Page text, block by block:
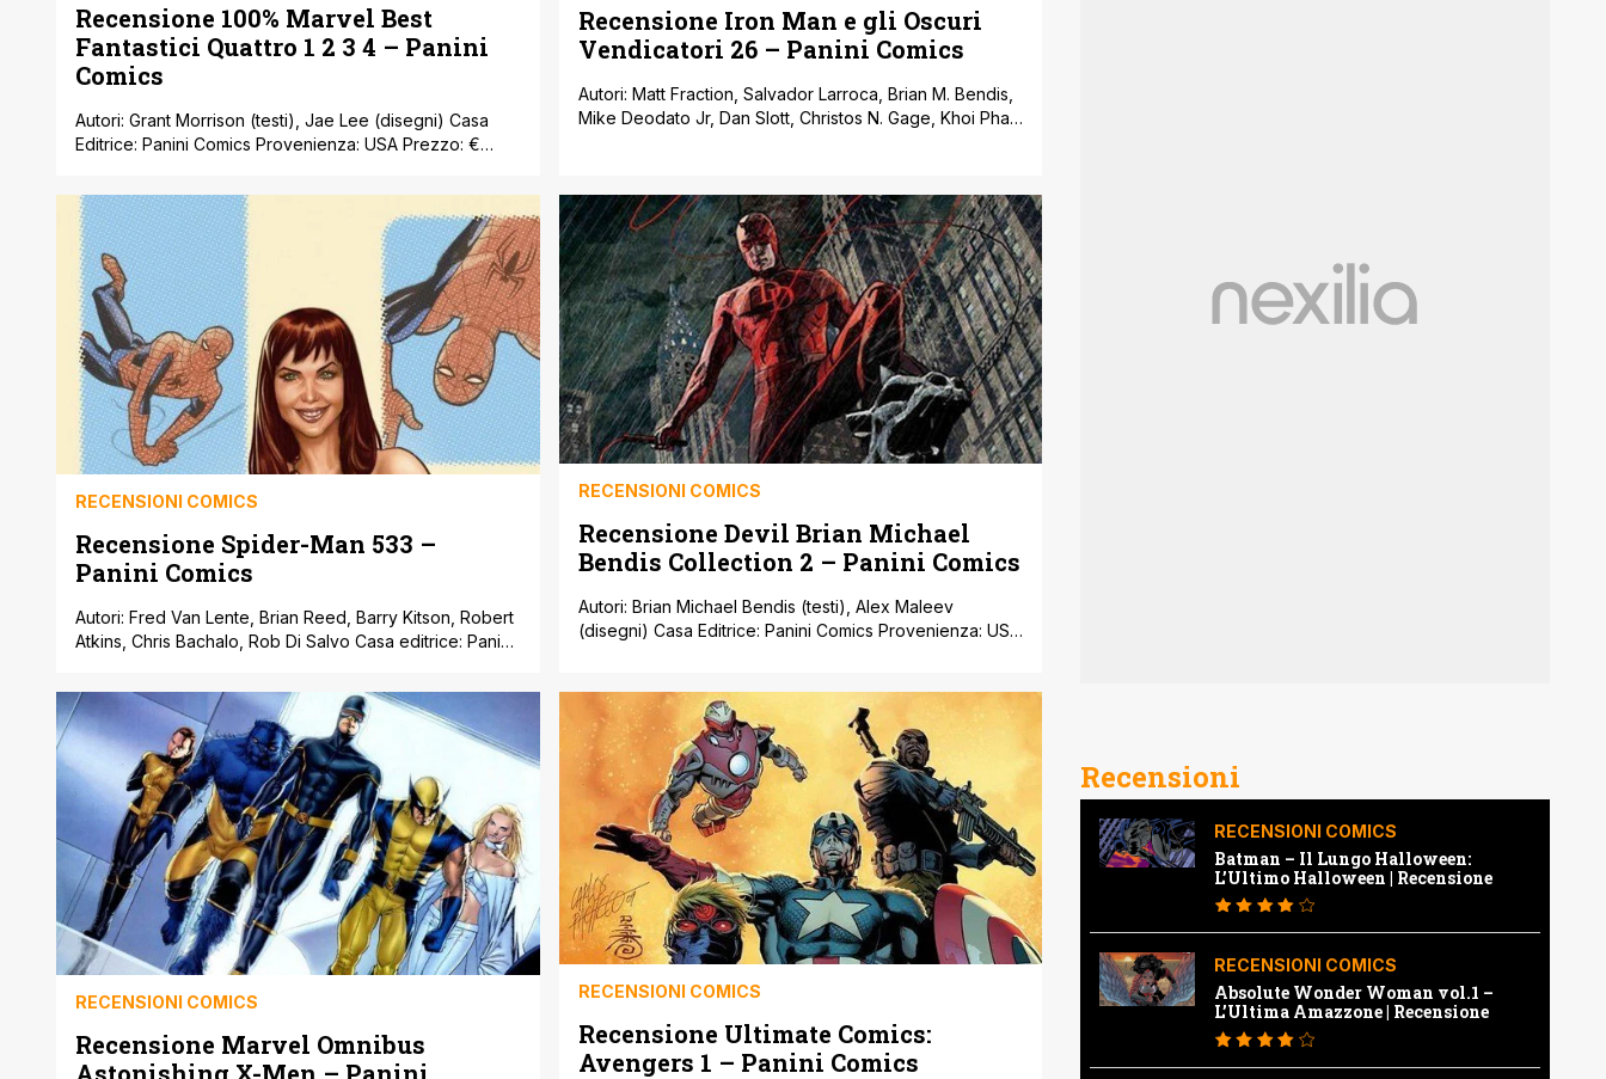
Recensione 100% Marvel Best
Fantastici Quattro 1 2 3 4 – Panini
Comics
Autori: Grant Morrison (testi), Jae Lee (disegni) Casa
Editrice: Panini Comics Provenienza: USA Prezzo: €
Marvel, decise di far lavorare Grant Morrison su alcuni
fumetti della Casa delle Idee, l’intero comicdom
anglosassone fu scosso da un brivido e lettori, critici e
professionisti del settore si chiesero: cosa combinerà
[']
Recensione Iron Man e gli Oscuri
Vendicatori 26 – Panini Comics
Autori: Matt Fraction, Salvador Larroca, Brian M. Bendis,
Mike Deodato Jr, Dan Slott, Christos N. Gage, Khoi Pham
S.H.I.E.L.D., poi diventato H.A.M.M.E.R., il supereroe in
armatura è diventato L’uomo più [']
RECENSIONI COMICS
Recensione Spider-Man 533 –
Panini Comics
Autori: Fred Van Lente, Brian Reed, Barry Kitson, Robert
Atkins, Chris Bachalo, Rob Di Salvo Casa editrice: Panini
degli obiettivi del nuovo corso di storie di Spider-Man (
il cosiddetto Brand New Day ) era quello di introdurre
nuovi personaggi, sia nemici che comprimari,
nell’universo ragnesco, così [']
RECENSIONI COMICS
Recensione Devil Brian Michael
Bendis Collection 2 – Panini Comics
Autori: Brian Michael Bendis (testi), Alex Maleev
(disegni) Casa Editrice: Panini Comics Provenienza: USA
abituato ai putiferi. E sono anche abituato
all’atteggiamento dei fans di Brian Michael Bendis, lo
sceneggiatore di punta della Marvel degli ultimi anni:
integralisti come e più [']
RECENSIONI COMICS
Recensione Marvel Omnibus
Astonishing X-Men – Panini
RECENSIONI COMICS
Recensione Ultimate Comics:
Avengers 1 – Panini Comics
Recensioni
RECENSIONI COMICS
Batman – Il Lungo Halloween:
L’Ultimo Halloween | Recensione
RECENSIONI COMICS
Absolute Wonder Woman vol.1 –
L’Ultima Amazzone | Recensione